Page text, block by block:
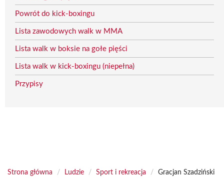
Powrót do kick-boxingu
Lista zawodowych walk w MMA
Lista walk w boksie na gołe pięści
Lista walk w kick-boxingu (niepełna)
Przypisy
Strona główna / Ludzie / Sport i rekreacja / Gracjan Szadziński